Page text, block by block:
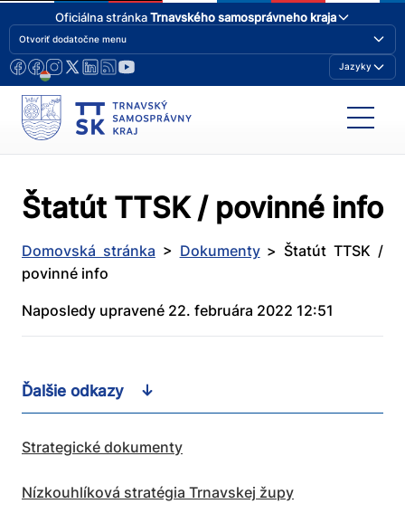
Oficiálna stránkaTrnavského samosprávneho kraja
Otvoriť dodatočne menu
Jazyky
Štatút TTSK / povinné info
Domovská stránka > Dokumenty> Štatút TTSK /
povinné info
Naposledy upravené 22. februára 2022 12:51
Ďalšie odkazy
Strategické dokumenty
Nízkouhlíková stratégia Trnavskej župy